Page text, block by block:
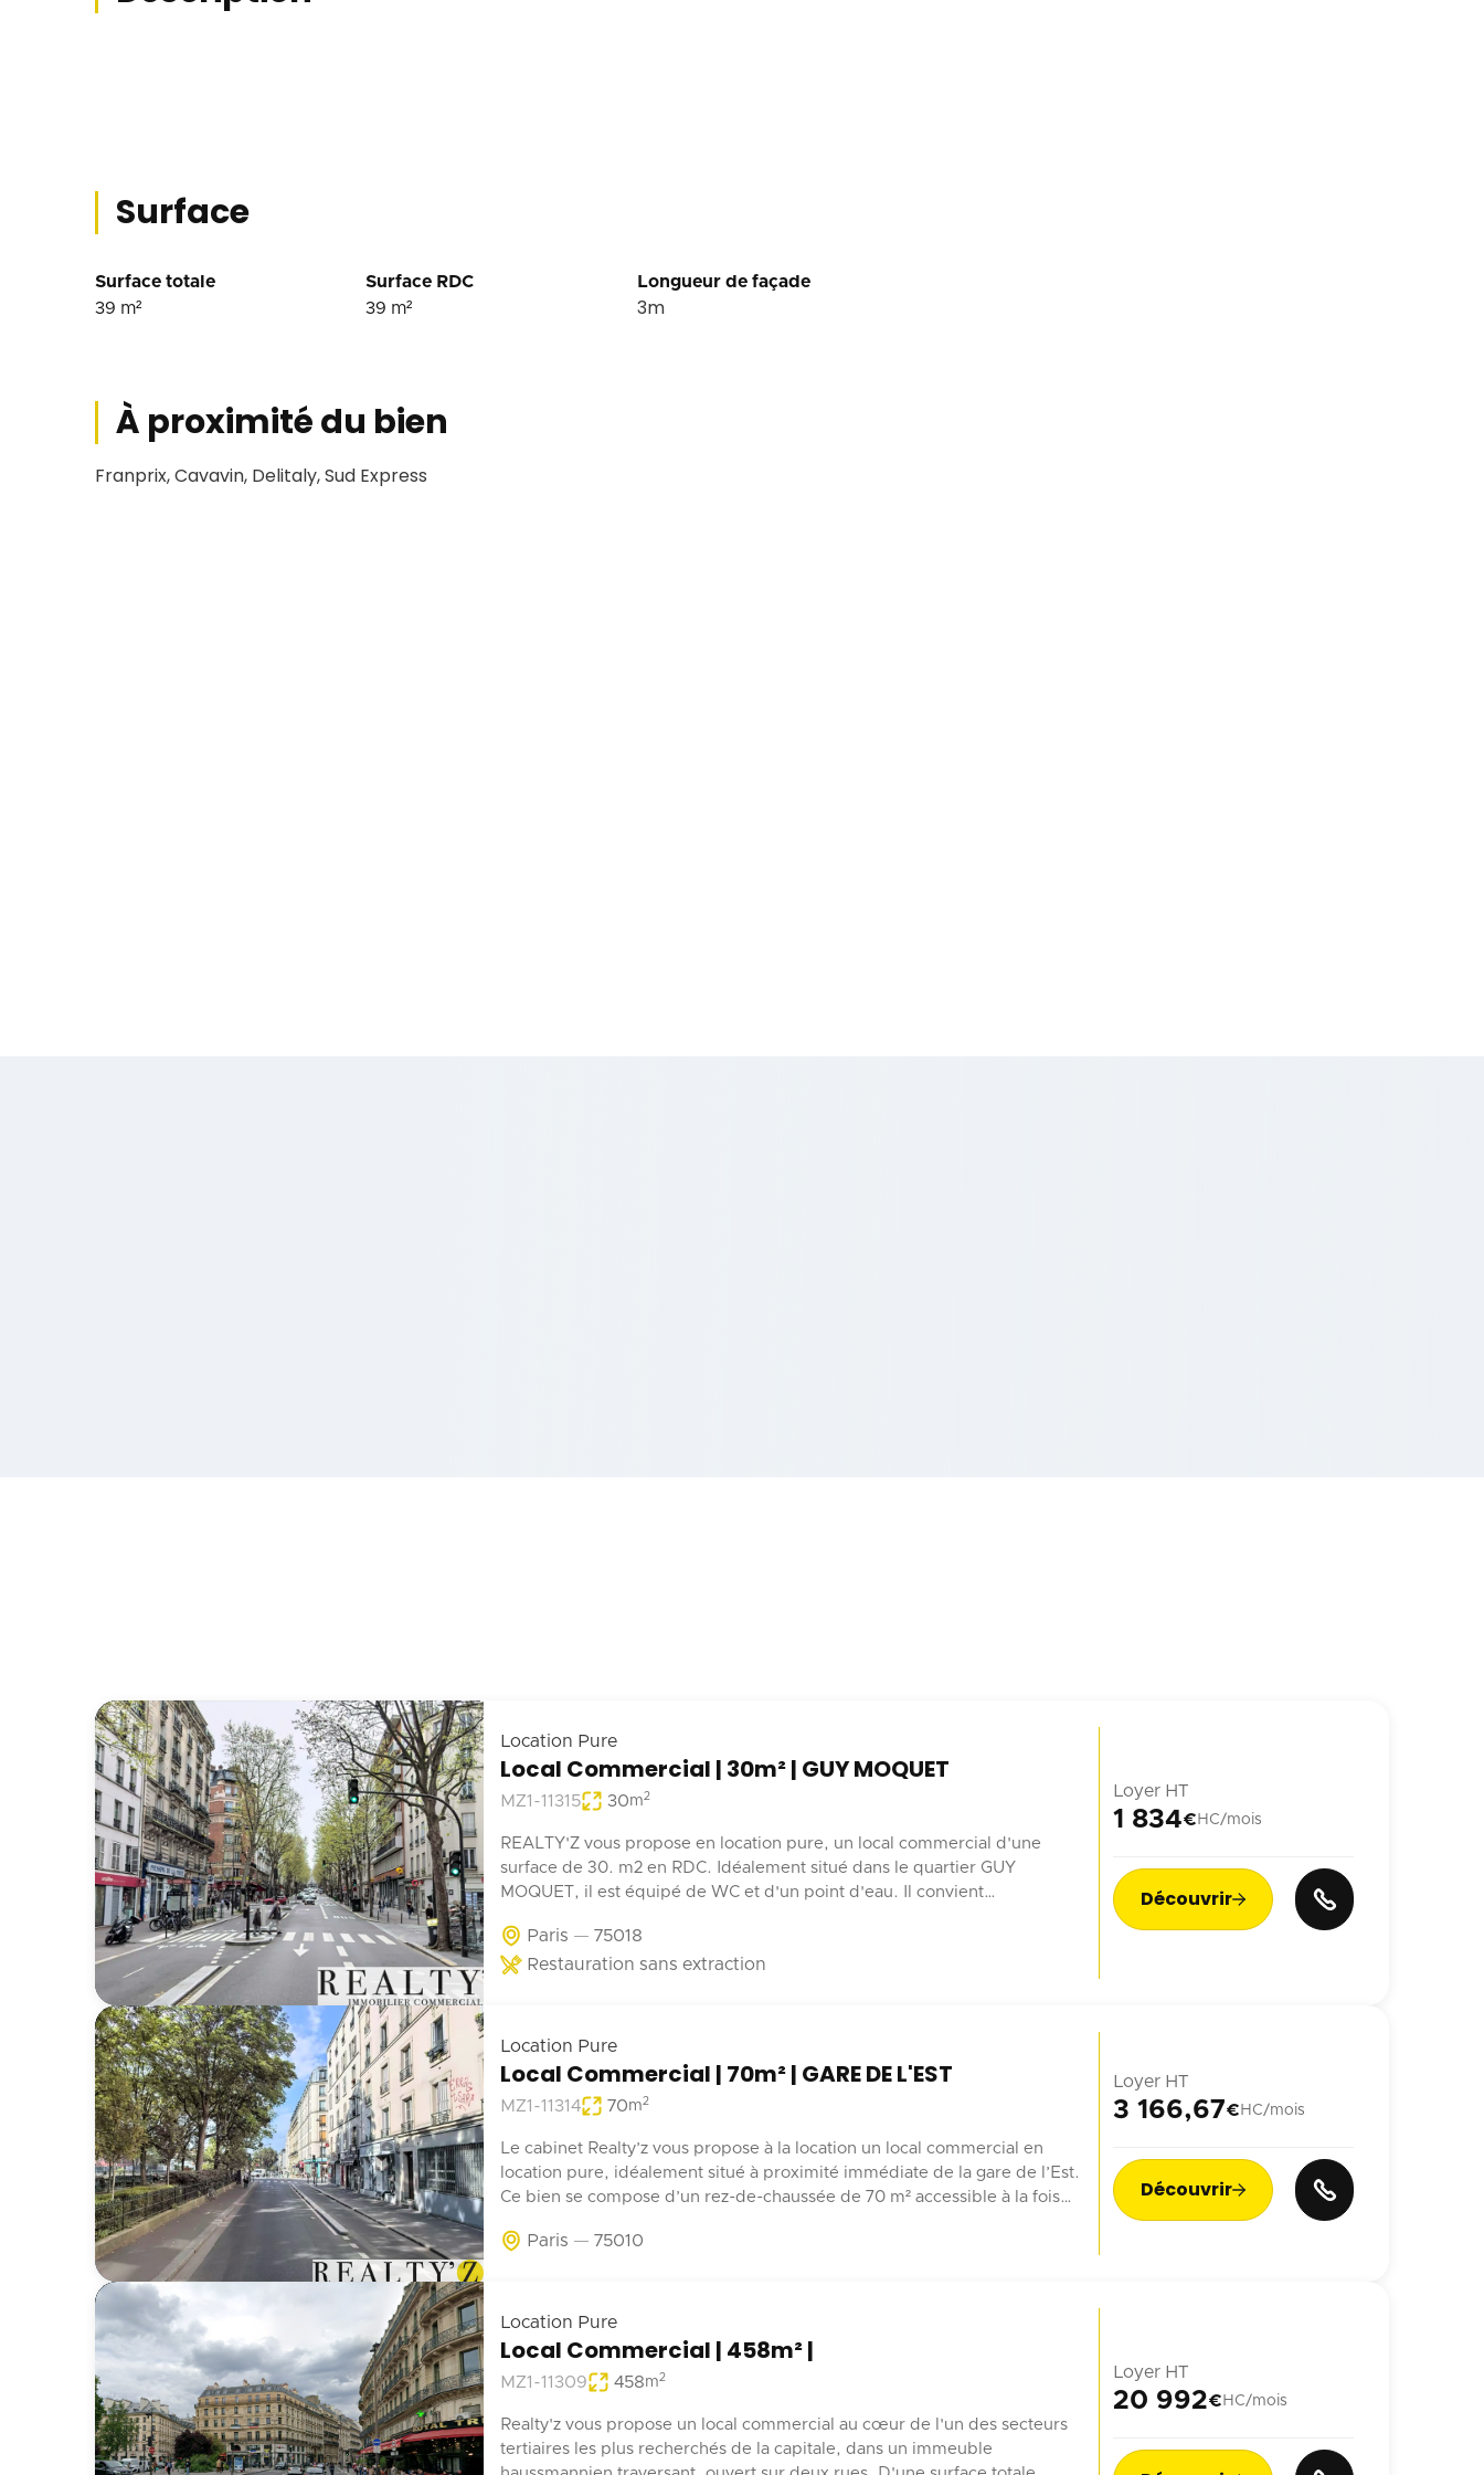
Surface
Surface totale
39 m²
Surface RDC
39 m²
Longueur de façade
3m
À proximité du bien
Franprix, Cavavin, Delitaly, Sud Express
Location Pure
Local Commercial | 30m² | GUY MOQUET
MZ1-11315 30m2
REALTY'Z vous propose en location pure, un local commercial d'une
surface de 30. m2 en RDC. Idéalement situé dans le quartier GUY
MOQUET, il est équipé de WC et d'un point d'eau. Il convient
Paris
75018
Restauration sans extraction
Loyer HT
1 834€ HC/mois
Découvrir 
Location Pure
Local Commercial | 70m² | GARE DE L'EST
MZ1-11314 70m2
Le cabinet Realty’z vous propose à la location un local commercial en
location pure, idéalement situé à proximité immédiate de la gare de l’Est.
Ce bien se compose d’un rez-de-chaussée de 70 m² accessible à la fois
emplacements de stationnement en sous-sol complètent ce bien.
Paris 75010
Loyer HT
3 166,67€ HC/mois
Découvrir 
Location Pure
Local Commercial | 458m² |
MZ1-11309 458m2
Realty'z vous propose un local commercial au cœur de l'un des secteurs
tertiaires les plus recherchés de la capitale, dans un immeuble
Loyer HT
20 992€ HC/mois